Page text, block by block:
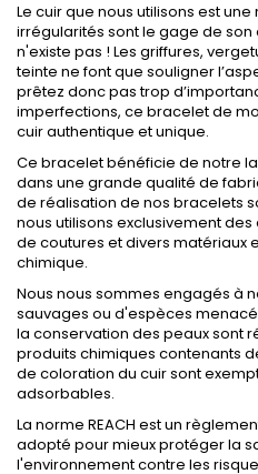
Le cuir que nous utilisons est
irrégularités sont le gage de
n'existe pas ! Les griffures,
teinte ne font que souligner
prêtez donc pas trop
imperfections, ce bracelet de
cuir authentique et unique.
Ce bracelet bénéficie de notre
dans une grande qualité de
de réalisation de nos bracelets
nous utilisons exclusivement
de coutures et divers matériaux
chimique.
Nous nous sommes engagés à
sauvages ou d'espèces
la conservation des peaux sont
produits chimiques contenants
de coloration du cuir sont
adsorbables.
La norme REACH est un
adopté pour mieux protéger la
l'environnement contre les